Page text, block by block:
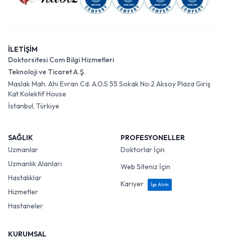
İLETİŞİM
Doktorsitesi Com Bilgi Hizmetleri
Teknoloji ve Ticaret A.Ş.
Maslak Mah. Ahi Evran Cd. A.O.S 55 Sokak No:2 Aksoy Plaza Giriş
Kat Kolektif House
İstanbul, Türkiye
SAĞLIK
Uzmanlar
Uzmanlık Alanları
Hastalıklar
Hizmetler
Hastaneler
PROFESYONELLER
Doktorlar İçin
Web Siteniz İçin
Kariyer
İşe Alım
KURUMSAL